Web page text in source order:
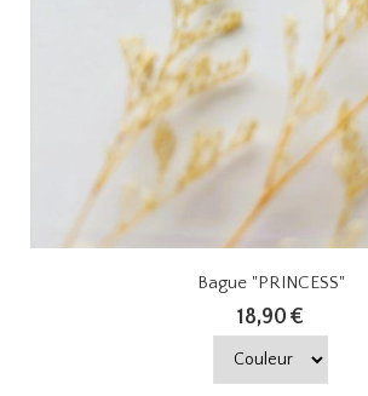
Bague "PRINCESS"
18,90 €